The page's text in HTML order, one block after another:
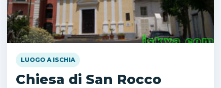
LUOGO A ISCHIA
Chiesa di San Rocco